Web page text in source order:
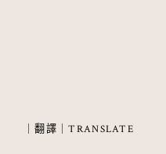
｜翻譯｜TRANSLATE